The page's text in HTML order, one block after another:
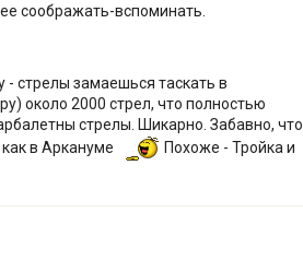
соображать-вспоминать.
- стрелы замаешься таскать в
около 2000 стрел, что полностью
стрелы. Шикарно. Забавно, что
в Аркануме
Похоже - Тройка и